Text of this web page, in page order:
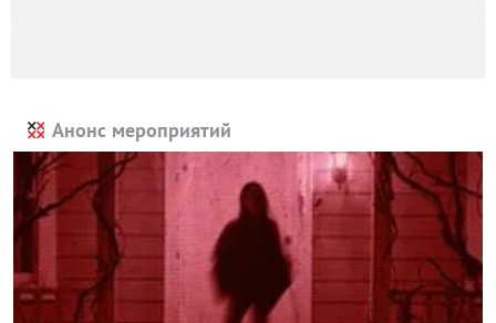
Анонс мероприятий